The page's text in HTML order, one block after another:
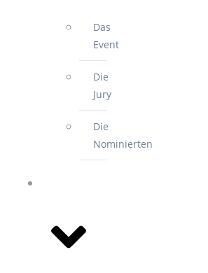
Das
Event
Die
Jury
Die
Nominierten